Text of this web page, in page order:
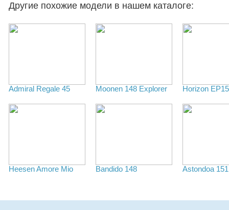
Другие похожие модели в нашем каталоге:
Admiral Regale 45 Moonen 148 Explorer Horizon
Heesen Amore Mio Bandido 148 Astondoa